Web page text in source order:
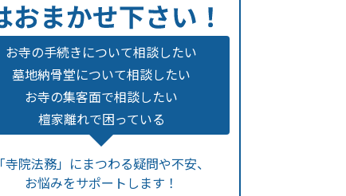
お寺の手続きについて相談したい
墓地納骨堂について相談したい
お寺の集客面で相談したい
檀家離れで困っている
「寺院法務」にまつわる疑問や不安、
お悩みをサポートします！